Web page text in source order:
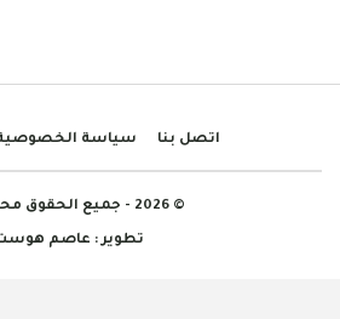
اتصل بنا سياسة
© 2026 - جميع الحقوق محفوظة.
تطوير : عاصم